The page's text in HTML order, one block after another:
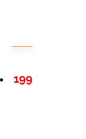
199